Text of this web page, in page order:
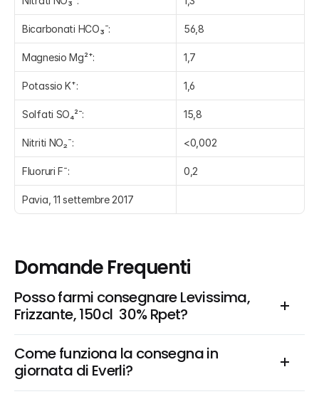
Bicarbonati HCO₃⁻: 56,8
Magnesio Mg²⁺: 1,7
Potassio K⁺: 1,6
Solfati SO₄²⁻: 15,8
Nitriti NO₂⁻: <0,002
Fluoruri F⁻: 0,2
Pavia, 11 settembre 2017
Domande Frequenti
Posso farmi consegnare Levissima,
Frizzante, 150cl  30% Rpet?
Come funziona la consegna in
giornata di Everli?